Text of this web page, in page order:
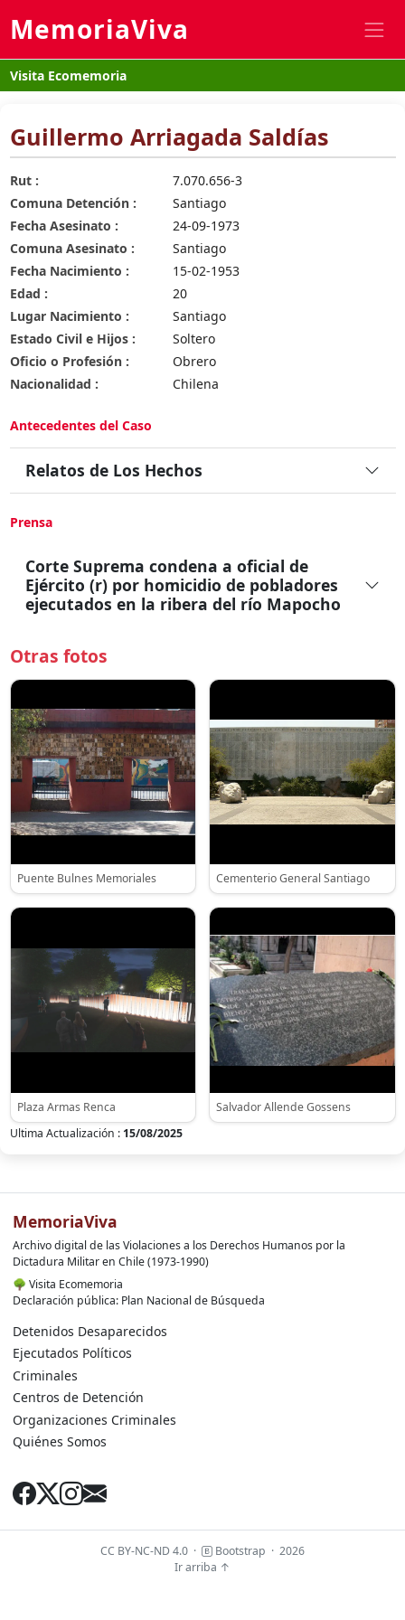
MemoriaViva
Visita Ecomemoria
Guillermo Arriagada Saldías
Rut :
7.070.656-3
Comuna Detención :
Santiago
Fecha Asesinato :
24-09-1973
Comuna Asesinato :
Santiago
Fecha Nacimiento :
15-02-1953
Edad :
20
Lugar Nacimiento :
Santiago
Estado Civil e Hijos :
Soltero
Oficio o Profesión :
Obrero
Nacionalidad :
Chilena
Antecedentes del Caso
Relatos de Los Hechos
Prensa
Corte Suprema condena a oficial de
Ejército (r) por homicidio de pobladores
ejecutados en la ribera del río Mapocho
Otras fotos
Puente Bulnes Memoriales Cementerio General Santiago
Plaza Armas Renca
Salvador Allende Gossens
Ultima Actualización : 15/08/2025
MemoriaViva
Archivo digital de las Violaciones a los Derechos Humanos por la
Dictadura Militar en Chile (1973-1990)
🌳 Visita Ecomemoria
Declaración pública: Plan Nacional de Búsqueda
Detenidos Desaparecidos
Ejecutados Políticos
Criminales
Centros de Detención
Organizaciones Criminales
Quiénes Somos
CC BY-NC-ND 4.0 · Bootstrap · 2026
Ir arriba ↑